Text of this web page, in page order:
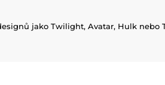
jako Twilight, Avatar, Hulk nebo